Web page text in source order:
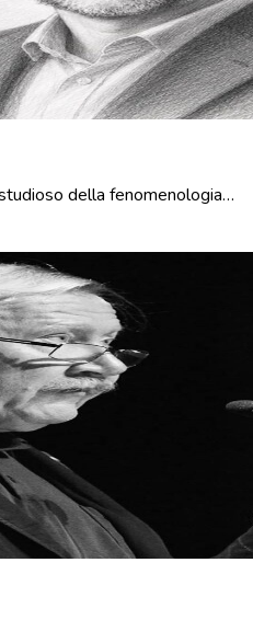
della fenomenologia…